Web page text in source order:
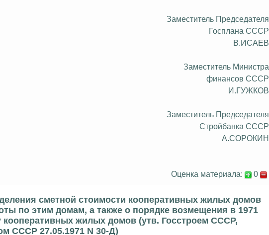
Заместитель Председателя
Госплана СССР
В.ИСАЕВ
Заместитель Министра
финансов СССР
И.ГУЖКОВ
Заместитель Председателя
Стройбанка СССР
А.СОРОКИН
Оценка материала: 0
сметной стоимости кооперативных жилых домов
по этим домам, а также о порядке возмещения в 1971
кооперативных жилых домов (утв. Госстроем СССР,
СССР 27.05.1971 N 30-Д)